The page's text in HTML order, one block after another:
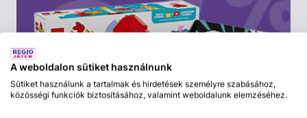
A weboldalon sütiket használnunk
Sütiket használunk a tartalmak és hirdetések személyre szabásához,
közösségi funkciók biztosításához, valamint weboldalunk elemzéséhez.